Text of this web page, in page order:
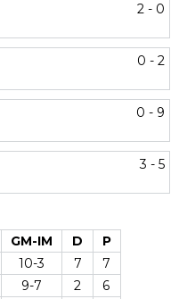
2 - 0
0 - 2
0 - 9
3 - 5
GM-IM D
P
10-3 7
7
9-7 2
6